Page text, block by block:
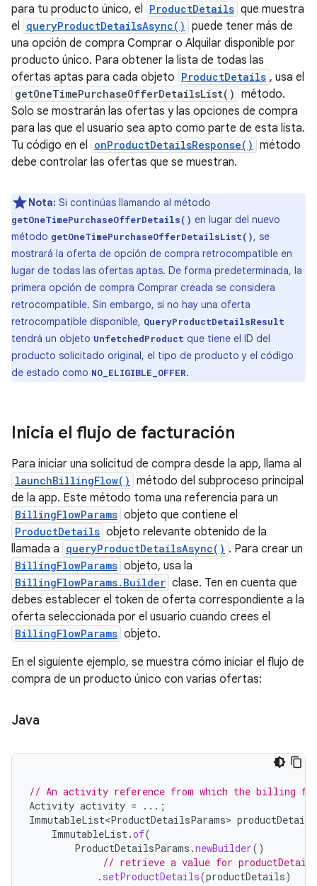
para tu producto único, el ProductDetails que muestra
el queryProductDetailsAsync() puede tener más de
una opción de compra Comprar o Alquilar disponible por
producto único. Para obtener la lista de todas las
ofertas aptas para cada objeto ProductDetails , usa el
getOneTimePurchaseOfferDetailsList() método.
Solo se mostrarán las ofertas y las opciones de compra
para las que el usuario sea apto como parte de esta lista.
Tu código en el onProductDetailsResponse() método
debe controlar las ofertas que se muestran.
Nota: Si continúas llamando al método
getOneTimePurchaseOfferDetails() en lugar del nuevo
método getOneTimePurchaseOfferDetailsList(), se
mostrará la oferta de opción de compra retrocompatible en
lugar de todas las ofertas aptas. De forma predeterminada, la
primera opción de compra Comprar creada se considera
retrocompatible. Sin embargo, si no hay una oferta
retrocompatible disponible, QueryProductDetailsResult
tendrá un objeto UnfetchedProduct que tiene el ID del
producto solicitado original, el tipo de producto y el código
de estado como NO_ELIGIBLE_OFFER.
Inicia el flujo de facturación
Para iniciar una solicitud de compra desde la app, llama al
launchBillingFlow() método del subproceso principal
de la app. Este método toma una referencia para un
BillingFlowParams objeto que contiene el
ProductDetails objeto relevante obtenido de la
llamada a queryProductDetailsAsync() . Para crear un
BillingFlowParams objeto, usa la
BillingFlowParams.Builder clase. Ten en cuenta que
debes establecer el token de oferta correspondiente a la
oferta seleccionada por el usuario cuando crees el
BillingFlowParams objeto.
En el siguiente ejemplo, se muestra cómo iniciar el flujo de
compra de un producto único con varias ofertas:
Java
// An activity reference from which the billing
Activity activity =
...;
ImmutableList<ProductDetailsParams>
ImmutableList.of(
ProductDetailsParams .newBuilder()
// retrieve a value for
. setProductDetails(productDetails)